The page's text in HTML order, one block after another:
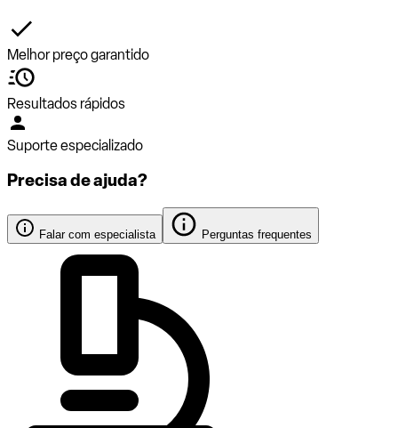
Melhor preço garantido
Resultados rápidos
Suporte especializado
Precisa de ajuda?
Falar com especialista Perguntas frequentes